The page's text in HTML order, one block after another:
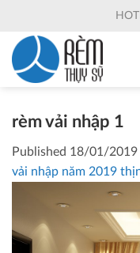
content
rèm vải nhập 1
Published 18/01/2019
vải nhập năm 2019